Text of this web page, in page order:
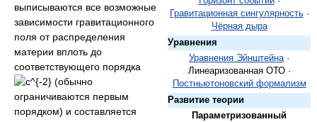
Гравитационная сингулярность·
Чёрная дыра
Уравнения
Уравнения Эйнштейна·
Линеаризованная ОТО ·
Постньютоновский формализм
Развитие теории
Параметризованный
выписываются все возможные
зависимости гравитационного
поля от распределения
материи вплоть до
соответствующего порядка
(обычно
ограничиваются первым
порядком) и составляется